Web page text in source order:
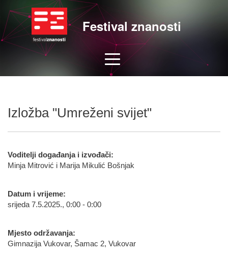
Festival znanosti
Izložba "Umreženi svijet"
Voditelji događanja i izvođači:
Minja Mitrović i Marija Mikulić Bošnjak
Datum i vrijeme:
srijeda 7.5.2025., 0:00 - 0:00
Mjesto održavanja:
Gimnazija Vukovar, Šamac 2, Vukovar